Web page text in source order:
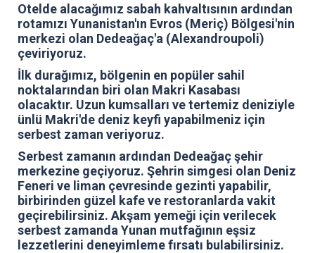
Otelde alacağımız sabah kahvaltısının ardından
rotamızı Yunanistan'ın Evros (Meriç) Bölgesi'nin
merkezi olan Dedeağaç'a (Alexandroupoli)
çeviriyoruz.
İlk durağımız, bölgenin en popüler sahil
noktalarından biri olan Makri Kasabası
olacaktır. Uzun kumsalları ve tertemiz deniziyle
ünlü Makri'de deniz keyfi yapabilmeniz için
serbest zaman veriyoruz.
Serbest zamanın ardından Dedeağaç şehir
merkezine geçiyoruz. Şehrin simgesi olan Deniz
Feneri ve liman çevresinde gezinti yapabilir,
birbirinden güzel kafe ve restoranlarda vakit
geçirebilirsiniz. Akşam yemeği için verilecek
serbest zamanda Yunan mutfağının eşsiz
lezzetlerini deneyimleme fırsatı bulabilirsiniz.